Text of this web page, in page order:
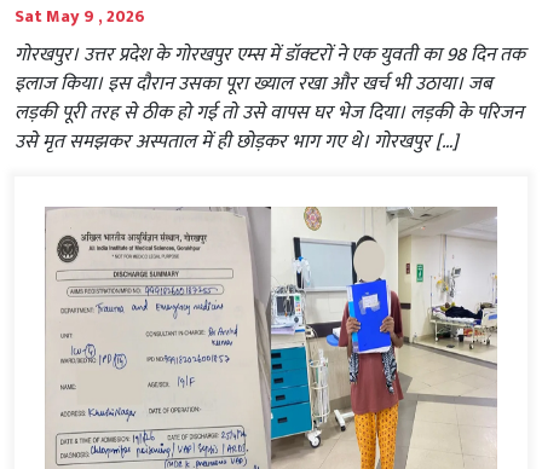
Sat May 9 , 2026
गोरखपुर। उत्तर प्रदेश के गोरखपुर एम्स में डॉक्टरों ने एक युवती का 98 दिन तक
इलाज किया। इस दौरान उसका पूरा ख्याल रखा और खर्च भी उठाया। जब
लड़की पूरी तरह से ठीक हो गई तो उसे वापस घर भेज दिया। लड़की के परिजन
उसे मृत समझकर अस्पताल में ही छोड़कर भाग गए थे। गोरखपुर […]